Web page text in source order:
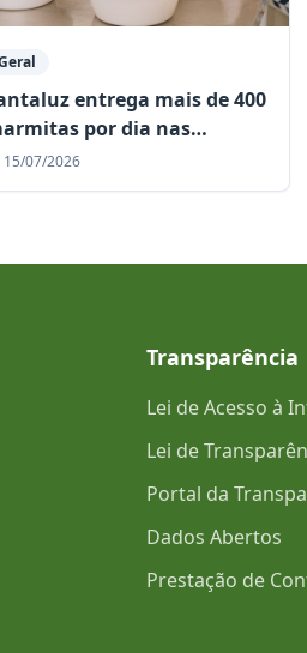
entrega mais de 400
por dia nas
Comunitárias e
assistência às
15/07/2026
Transparência
Lei de Acesso à
Lei de
Portal da
Dados Abertos
Prestação de